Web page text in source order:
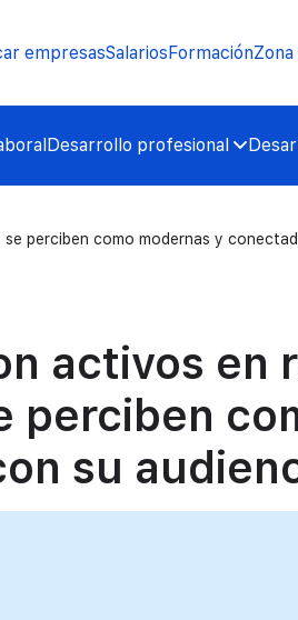
empresasSalariosFormación
Desarrollo profesional
perciben como modernas y
activos en
perciben
su